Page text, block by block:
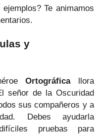
Te animamos
y
Ortográficallora
señor de la Oscuridad
sus compañeros y a
Debes ayudarla
pruebas para